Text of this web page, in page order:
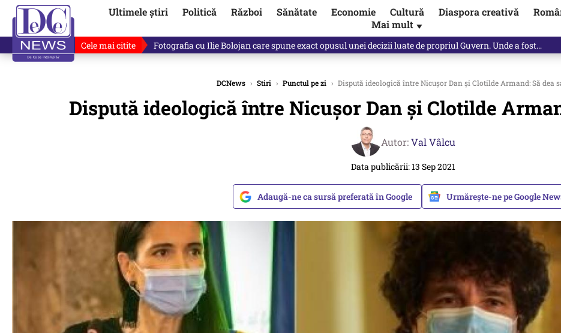
Ultimele știri Politică Război Sănătate Economie Cultură Diaspora creativă
Mai mult ▼
Cele mai citite De ce a mințit Ilie Bolojan? Victor Ponta ne dă răspunsul
DCNews › Stiri › Punctul pe zi › Dispută ideologică între Nicușor Dan și Clotilde Armand: Să dea
Dispută ideologică între Nicușor Dan și Clotilde
Autor:Val Vâlcu
Data publicării: 13 Sep 2021
Adaugă-ne ca sursă preferată în Google Urmărește-ne pe Google